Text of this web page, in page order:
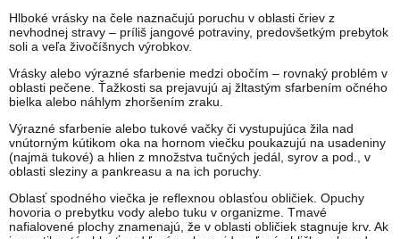
Hlboké vrásky na čele naznačujú poruchu v oblasti čriev z
nevhodnej stravy – príliš jangové potraviny, predovšetkým prebytok
soli a veľa živočíšnych výrobkov.
Vrásky alebo výrazné sfarbenie medzi obočím – rovnaký problém v
oblasti pečene. Ťažkosti sa prejavujú aj žltastým sfarbením očného
bielka alebo náhlym zhoršením zraku.
Výrazné sfarbenie alebo tukové vačky či vystupujúca žila nad
vnútorným kútikom oka na hornom viečku poukazujú na usadeniny
(najmä tukové) a hlien z množstva tučných jedál, syrov a pod., v
oblasti sleziny a pankreasu a na ich poruchy.
Oblasť spodného viečka je reflexnou oblasťou obličiek. Opuchy
hovoria o prebytku vody alebo tuku v organizme. Tmavé
nafialovené plochy znamenajú, že v oblasti obličiek stagnuje krv. Ak